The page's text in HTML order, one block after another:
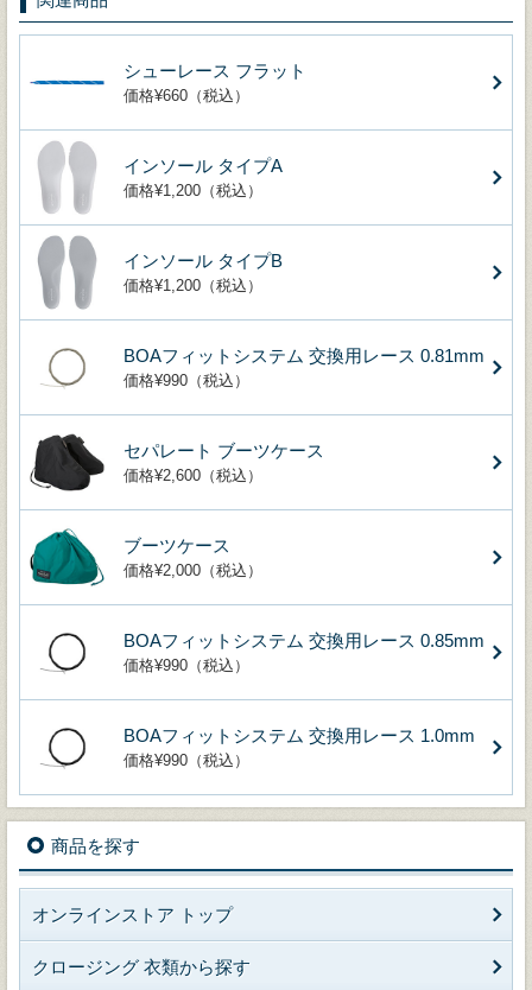
シューレース フラット
価格¥660（税込）
インソール タイプA
価格¥1,200（税込）
インソール タイプB
価格¥1,200（税込）
BOAフィットシステム 交換用レース 0.81mm
価格¥990（税込）
セパレート ブーツケース
価格¥2,600（税込）
ブーツケース
価格¥2,000（税込）
BOAフィットシステム 交換用レース 0.85mm
価格¥990（税込）
BOAフィットシステム 交換用レース 1.0mm
価格¥990（税込）
商品を探す
オンラインストア トップ
クロージング 衣類から探す